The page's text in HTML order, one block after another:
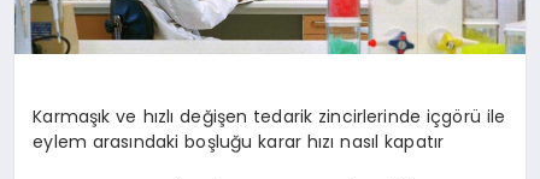
Karmaşık ve hızlıdeğişen tedarik zincirlerinde içgörü ile
eylem arasındaki boşluğu karar hızınasıl kapatır